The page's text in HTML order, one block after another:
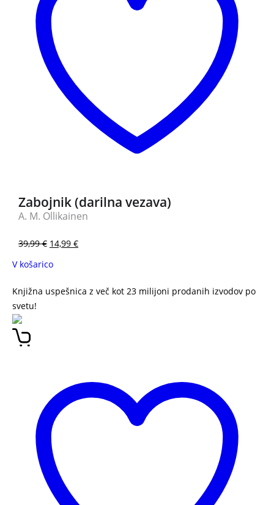
Zabojnik (darilna vezava)
A. M. Ollikainen
39,99€ 14,99 €
V košarico
Knjižna uspešnica z več kot 23 milijoni prodanih izvodov po
svetu!